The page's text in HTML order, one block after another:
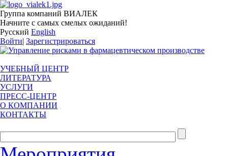
Группа компаний ВИАЛЕК
Начните с самых смелых ожиданий!
Русский English
Войти| Зарегистрироваться
УЧЕБНЫЙ ЦЕНТР
ЛИТЕРАТУРА
УСЛУГИ
ПРЕСС-ЦЕНТР
О КОМПАНИИ
КОНТАКТЫ